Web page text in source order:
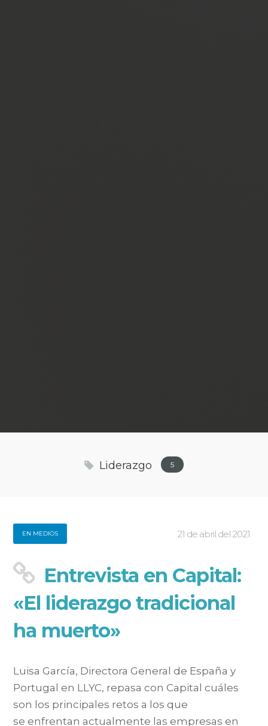
Liderazgo 5
EN MEDIOS 21 de abril del 2021
Entrevista en Capital:
«El liderazgo tradicional
ha muerto»
Luisa García, Directora General de España y
Portugal en LLYC, repasa con Capital cuáles
son los principales retos a los que
se enfrentan actualmente las empresas en